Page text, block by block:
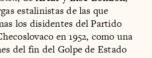
estalinistas de las que
los disidentes del Partido
en 1952, como una
del fin del Golpe de Estado